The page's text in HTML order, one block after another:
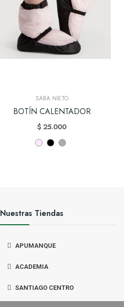
SARA NIETO
BOTÍN CALENTADOR
$ 25.000
Nuestras Tiendas
APUMANQUE
ACADEMIA
SANTIAGO CENTRO